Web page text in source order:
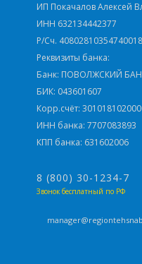
ИП Покачалов Алексей
ИНН 632134442377
Р/Сч.
Реквизиты банка:
Банк: ПОВОЛЖСКИЙ
БИК: 043601607
Корр.счёт:
ИНН банка: 7707083893
КПП банка: 631602006
8 (800) 30-1234-7
Звонок бесплатный по РФ